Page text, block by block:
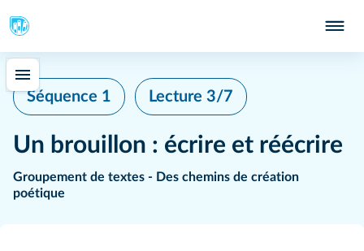
Séquence 1 Lecture 3/7
Un brouillon : écrire et réécrire
Groupement de textes - Des chemins de création
poétique